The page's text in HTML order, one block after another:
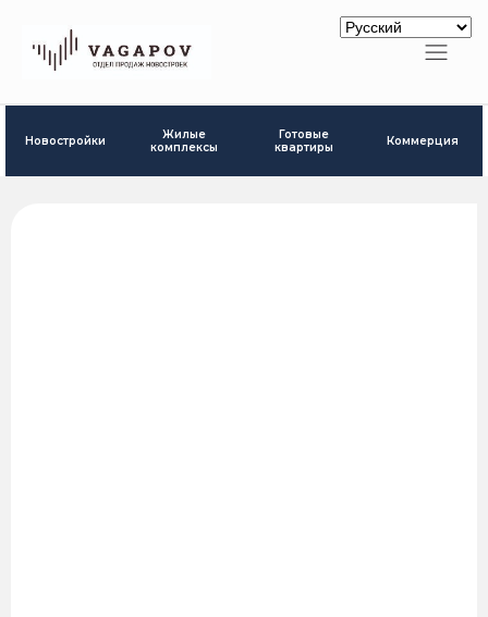
Новостройки
Жилые
комплексы
Готовые
квартиры
Коммерция